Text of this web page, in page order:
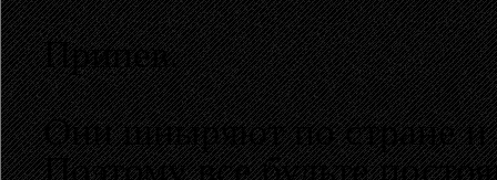
Припев.
Они шныряют по стране и
Поэтому все будьте